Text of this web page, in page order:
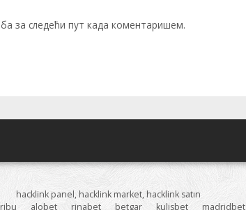
за следећи пут када коментаришем.
hacklink panel, hacklink market, hacklink satın
alobet rinabet betgar kulisbet madridbet